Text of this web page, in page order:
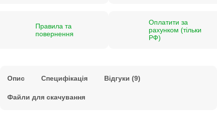
Правила та
повернення
Оплатити за
рахунком (тільки
РФ)
Опис Специфікація Відгуки (9)
Файли для скачування